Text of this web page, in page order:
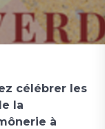
célébrer les
la
à